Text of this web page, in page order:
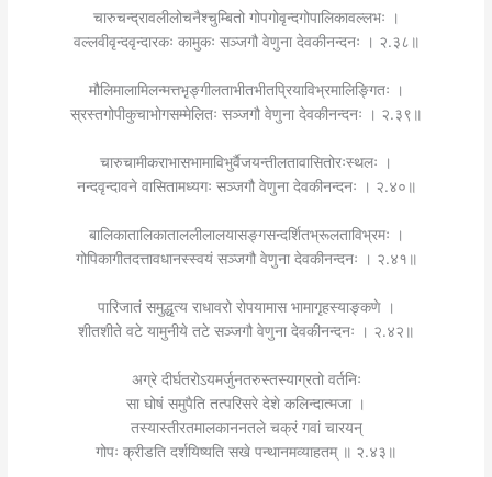
चारुचन्द्रावलीलोचनैश्चुम्बितो गोपगोवृन्दगोपालिकावल्लभः ।
वल्लवीवृन्दवृन्दारकः कामुकः सञ्जगौ वेणुना देवकीनन्दनः । २.३८॥
मौलिमालामिलन्मत्तभृङ्गीलताभीतभीतप्रियाविभ्रमालिङ्गितः ।
स्रस्तगोपीकुचाभोगसम्मेलितः सञ्जगौ वेणुना देवकीनन्दनः । २.३९॥
चारुचामीकराभासभामाविभुर्वैजयन्तीलतावासितोरःस्थलः ।
नन्दवृन्दावने वासितामध्यगः सञ्जगौ वेणुना देवकीनन्दनः । २.४०॥
बालिकातालिकाताललीलालयासङ्गसन्दर्शितभ्रूलताविभ्रमः ।
गोपिकागीतदत्तावधानस्स्वयं सञ्जगौ वेणुना देवकीनन्दनः । २.४१॥
पारिजातं समुद्धृत्य राधावरो रोपयामास भामागृहस्याङ्कणे ।
शीतशीते वटे यामुनीये तटे सञ्जगौ वेणुना देवकीनन्दनः । २.४२॥
अग्रे दीर्घतरोऽयमर्जुनतरुस्तस्याग्रतो वर्तनिः
सा घोषं समुपैति तत्परिसरे देशे कलिन्दात्मजा ।
तस्यास्तीरतमालकाननतले चक्रं गवां चारयन्
गोपः क्रीडति दर्शयिष्यति सखे पन्थानमव्याहतम् ॥ २.४३॥